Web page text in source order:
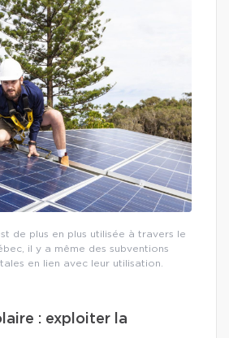
de plus en plus utilisée à travers le
il y a même des subventions
en lien avec leur utilisation.
: exploiter la